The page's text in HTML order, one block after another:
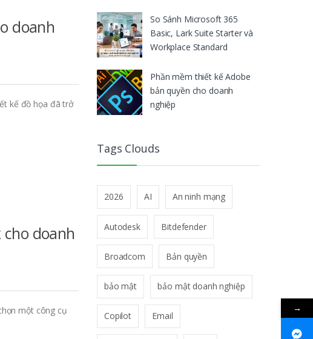
doanh
kế đồ họa đã trở
doanh
một công cụ
So Sánh Microsoft 365
Basic, Lark Suite Starter và
Workplace Standard
Phần mềm thiết kế Adobe
bản quyền cho doanh
nghiệp
Tags Clouds
2026 AI An ninh mạng
Autodesk Bitdefender
Broadcom Bản quyền
bảo mật bảo mật doanh nghiệp
Copilot Email
→